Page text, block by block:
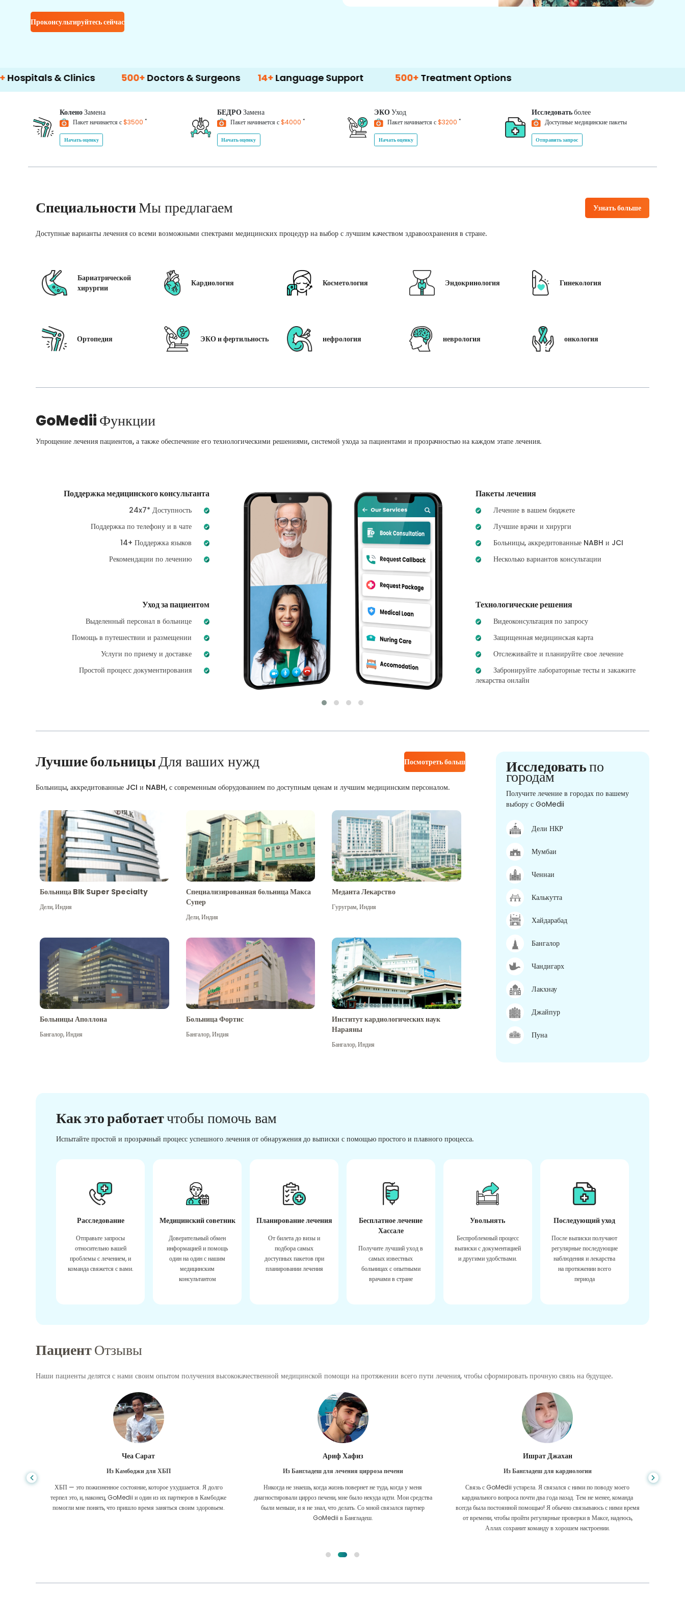
Проконсультируйтесь сейчас
& Clinics 500+ Doctors & Surgeons 14+Language Support 500+ Treatment Options
КоленоЗамена
Пакет начинается с$3500 *
Начать оценку
БЕДРОЗамена
Пакет начинается с$4000 *
Начать оценку
ЭКОУход
Пакет начинается с$3200 *
Начать оценку
Исследоватьболее
Доступные медицинские пакеты
Отправить запрос
СпециальностиМы предлагаем Узнать больше
Доступные варианты лечения со всеми возможными спектрами медицинских процедур на выбор с лучшим качеством здравоохранения в стране.
Бариатрической
хирургии
Кардиология Косметология Эндокринология Гинекология
Ортопедия ЭКО и фертильность нефрология неврология онкология
GoMediiФункции
Упрощение лечения пациентов, а также обеспечение его технологическими решениями, системой ухода за пациентами и прозрачностью на каждом этапе лечения.
Поддержка медицинского консультанта
24x7* Доступность
Поддержка по телефону и в чате
14+ Поддержка языков
Рекомендации по лечению
Уход за пациентом
Выделенный персонал в больнице
Помощь в путешествии и размещении
Услуги по приему и доставке
Простой процесс документирования
Пакеты лечения
Лечение в вашем бюджете
Лучшие врачи и хирурги
Больницы, аккредитованные NABH и JCI
Несколько вариантов консультации
Технологические решения
Видеоконсультация по запросу
Защищенная медицинская карта
Отслеживайте и планируйте свое лечение
Забронируйте лабораторные тесты и закажите
лекарства онлайн
Лучшие больницыДля ваших нужд Посмотреть больше
Больницы, аккредитованные JCI и NABH, с современным оборудованием по доступным ценам и лучшим медицинским персоналом.
Больница Blk Super Specialty
Дели,Индия
Специализированная больница Макса
Супер
Дели,Индия
Меданта Лекарство
Гуруграм,Индия
Больницы Аполлона
Бангалор,Индия
Больница Фортис
Бангалор,Индия
Институт кардиологических наук
Нараяны
Бангалор,Индия
Исследоватьпо
городам
Получите лечение в городах по вашему
выбору с GoMedii
Дели НКР
Мумбаи
Ченнаи
Калькутта
Хайдарабад
Бангалор
Чандигарх
Лакхнау
Джайпур
Пуна
Как это работаетчтобы помочь вам
Испытайте простой и прозрачный процесс успешного лечения от обнаружения до выписки с помощью простого и плавного процесса.
Расследование
Отправьте запросы
относительно вашей
проблемы с лечением, и
команда свяжется с вами.
Медицинский советник
Доверительный обмен
информацией и помощь
один на один с нашим
медицинским
консультантом
Планирование лечения
От билета до визы и
подбора самых
доступных пакетов при
планировании лечения
Бесплатное лечение
Хассале
Получите лучший уход в
самых известных
больницах с опытными
врачами в стране
Увольнять
Беспроблемный процесс
выписки с документацией
и другими удобствами.
Последующий уход
После выписки получают
регулярные последующие
наблюдения и лекарства
на протяжении всего
периода
ПациентОтзывы
Наши пациенты делятся с нами своим опытом получения высококачественной медицинской помощи на протяжении всего пути лечения, чтобы сформировать прочную связь на будущее.
Чеа Сарат
Из Камбоджи для ХБП
ХБП — это пожизненное состояние, которое ухудшается. Я долго
терпел это, и, наконец, GoMedii и один из их партнеров в Камбодже
помогли мне понять, что пришло время заняться своим здоровьем.
Ариф Хафиз
Из Бангладеш для лечения цирроза печени
Никогда не знаешь, когда жизнь повернет не туда, когда у меня
диагностировали цирроз печени, мне было некуда идти. Мои средства
были меньше, и я не знал, что делать. Со мной связался партнер
GoMedii в Бангладеш.
Ишрат Джахан
Из Бангладеш для кардиологии
Связь с GoMedii устарела. Я связался с ними по поводу моего
кардиального вопроса почти два года назад. Тем не менее, команда
всегда была постоянной помощью! Я обычно связываюсь с ними время
от времени, чтобы пройти регулярные проверки в Максе, надеюсь,
Аллах сохранит команду в хорошем настроении.